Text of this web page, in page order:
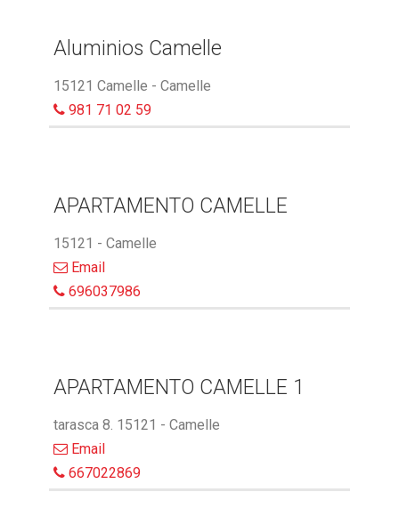
Aluminios Camelle
15121 Camelle - Camelle
981 71 02 59
APARTAMENTO CAMELLE
15121 - Camelle
Email
696037986
APARTAMENTO CAMELLE 1
tarasca 8. 15121 - Camelle
Email
667022869